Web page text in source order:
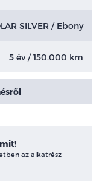
SILVER / Ebony
5 év / 150.000 km
az alkatrész